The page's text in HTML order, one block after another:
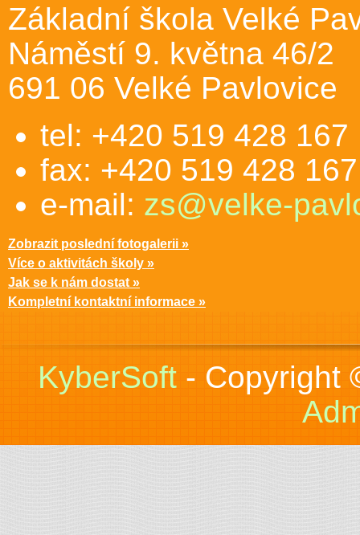
Základní škola Velké
Náměstí 9. května 46/2
691 06 Velké Pavlovice
tel: +420 519 428 167
fax: +420 519 428 167
e-mail: zs@velke-
Zobrazit poslední fotogalerii »
Více o aktivitách školy »
Jak se k nám dostat »
Kompletní kontaktní informace »
KyberSoft- Copyright